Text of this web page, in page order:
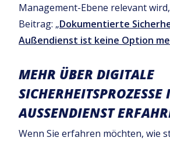
Management-Ebene relevant
Beitrag: „Dokumentierte
Außendienst ist keine Option
MEHR ÜBER DIGITALE
SICHERHEITSPROZESSE
AUSSENDIENST
Wenn Sie erfahren möchten, wie